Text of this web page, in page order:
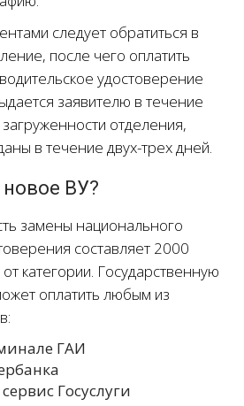
следует обратиться в
после чего оплатить
удостоверение
заявителю в течение
отделения,
в течение двух-трех дней.
ВУ?
замены национального
составляет 2000
категории. Государственную
оплатить любым из
ГАИ
Госуслуги